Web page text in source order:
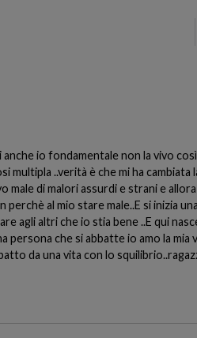
io fondamentale non la vivo
multipla ..verità è che mi ha
male di malori assurdi e strani e
al mio stare male..E si inizia
agli altri che io stia bene ..E qui
persona che si abbatte io amo la mia
da una vita con lo